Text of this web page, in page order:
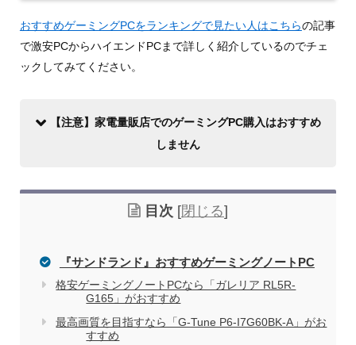
おすすめゲーミングPCをランキングで見たい人はこちらの記事
で激安PCからハイエンドPCまで詳しく紹介しているのでチェ
ックしてみてください。
【注意】家電量販店でのゲーミングPC購入はおすすめ
しません
目次 [閉じる]
『サンドランド』おすすめゲーミングノートPC
格安ゲーミングノートPCなら「ガレリア RL5R-
G165」がおすすめ
最高画質を目指すなら「G-Tune P6-I7G60BK-A」がお
すすめ